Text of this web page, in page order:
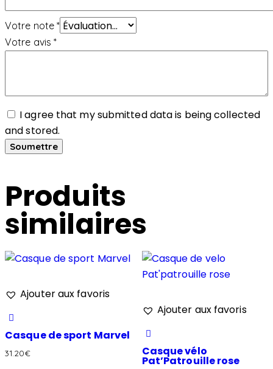
Votre note*
Votre avis*
I agree that my submitted data is being collected
and stored.
Produits
similaires
Ajouter aux favoris
Casque de sport Marvel
31.20€
Ajouter aux favoris
Casque vélo
Pat’Patrouille rose